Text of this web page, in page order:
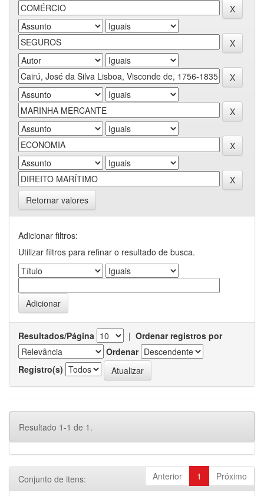
Retornar valores
Adicionar filtros:
Utilizar filtros para refinar o resultado de busca.
Resultados/Página | Ordenar registros por
Ordenar
Registro(s)
Resultado 1-1 de 1.
Anterior 1 Próximo
Conjunto de itens: